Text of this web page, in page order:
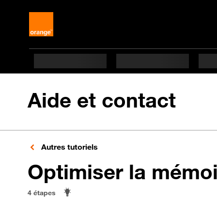
Aide et contact
Autres tutoriels
Optimiser la
4 étapes